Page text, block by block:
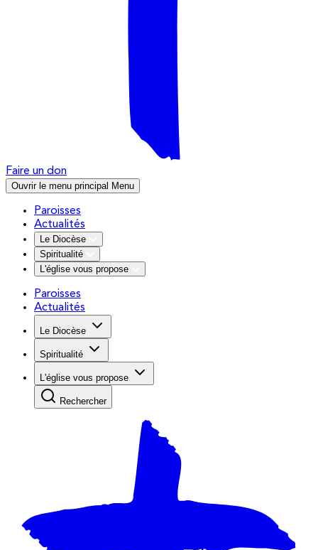
Faire un don
Ouvrir le menu principal Menu
Paroisses
Actualités
Le Diocèse
Spiritualité
L'église vous propose
Paroisses
Actualités
Le Diocèse
Spiritualité
L'église vous propose
Rechercher